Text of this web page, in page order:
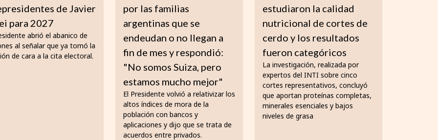
de Javier
para 2027
abrió el abanico de
al señalar que ya tomó la
de cara a la cita electoral.
por las familias
argentinas que se
endeudan o no llegan a
fin de mes y respondió:
"No somos Suiza, pero
estamos mucho mejor"
El Presidente volvió a relativizar los
altos índices de mora de la
población con bancos y
aplicaciones y dijo que se trata de
acuerdos entre privados.
estudiaron la calidad
nutricional de cortes de
cerdo y los resultados
fueron categóricos
La investigación, realizada por
expertos del INTI sobre cinco
cortes representativos, concluyó
que aportan proteínas completas,
minerales esenciales y bajos
niveles de grasa